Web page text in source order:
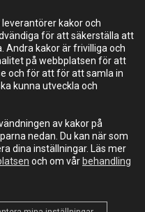
Cookies © MSIS AB 2023
kakor och
för att säkerställa att
Andra kakor är frivilliga och
på webbplatsen för att
och för att för att samla in
kunna utveckla och
av kakor på
nedan. Du kan när som
dina inställningar. Läs mer
och om vår behandling